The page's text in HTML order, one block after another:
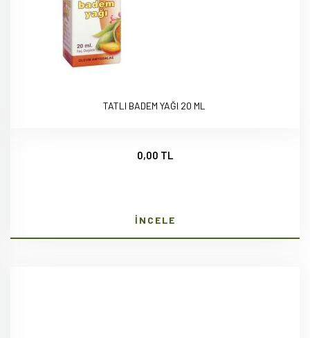
TATLI BADEM YAĞI 20 ML
0,00 TL
İNCELE